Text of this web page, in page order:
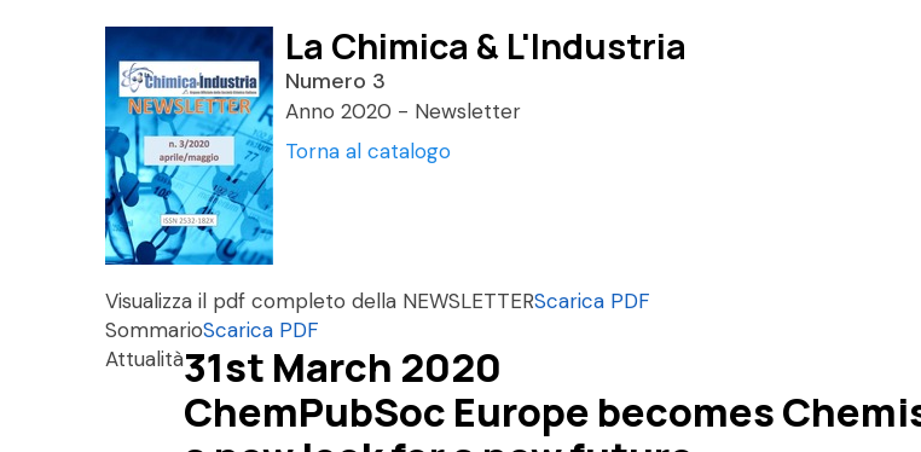
La Chimica & L'Industria
Numero 3
Anno 2020 - Newsletter
Torna al catalogo
Visualizza il pdf completo della NEWSLETTERScarica PDF
SommarioScarica PDF
Attualità31st March 2020
ChemPubSoc Europe becomes